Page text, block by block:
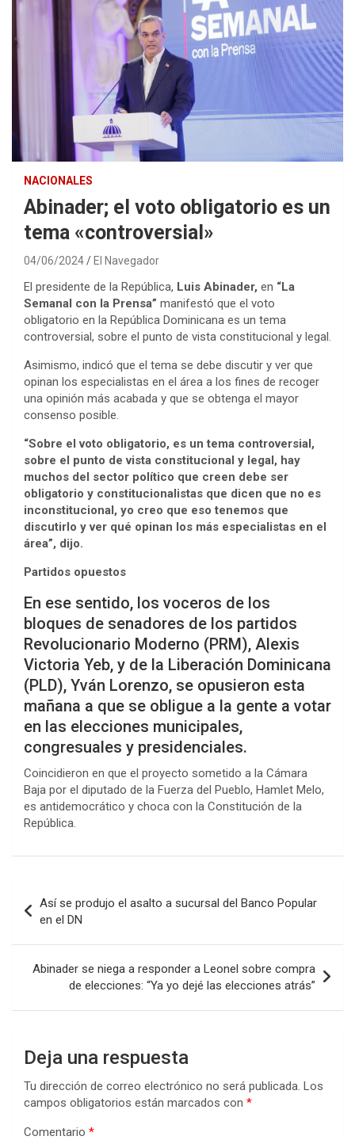
NACIONALES
Abinader; el voto obligatorio es un
tema «controversial»
04/06/2024 El Navegador
El presidente de la República, Luis Abinader, en “La
Semanal con la Prensa” manifestó que el voto
obligatorio en la República Dominicana es un tema
controversial, sobre el punto de vista constitucional y legal.
Asimismo, indicó que el tema se debe discutir y ver que
opinan los especialistas en el área a los fines de recoger
una opinión más acabada y que se obtenga el mayor
consenso posible.
“Sobre el voto obligatorio, es un tema controversial,
sobre el punto de vista constitucional y legal, hay
muchos del sector político que creen debe ser
obligatorio y constitucionalistas que dicen que no es
inconstitucional, yo creo que eso tenemos que
discutirlo y ver qué opinan los más especialistas en el
área”, dijo.
Partidos opuestos
En ese sentido, los voceros de los
bloques de senadores de los partidos
Revolucionario Moderno (PRM), Alexis
Victoria Yeb, y de la Liberación Dominicana
(PLD), Yván Lorenzo, se opusieron esta
mañana a que se obligue a la gente a votar
en las elecciones municipales,
congresuales y presidenciales.
Coincidieron en que el proyecto sometido a la Cámara
Baja por el diputado de la Fuerza del Pueblo, Hamlet Melo,
es antidemocrático y choca con la Constitución de la
República.
de
entradas
Así se produjo el asalto a sucursal del Banco Popular
en el DN
Abinader se niega a responder a Leonel sobre compra
de elecciones: “Ya yo dejé las elecciones atrás”
Deja una respuesta
Tu dirección de correo electrónico no será publicada. Los
campos obligatorios están marcados con *
Comentario *